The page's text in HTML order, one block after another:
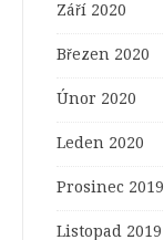
Září 2020
Březen 2020
Únor 2020
Leden 2020
Prosinec 2019
Listopad 2019